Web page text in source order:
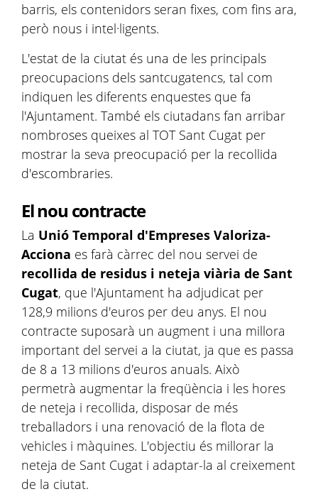
barris, els contenidors seran fixes, com fins ara,
però nous i intel·ligents.
L'estat de la ciutat és una de les principals
preocupacions dels santcugatencs, tal com
indiquen les diferents enquestes que fa
l'Ajuntament. També els ciutadans fan arribar
nombroses queixes al TOT Sant Cugat per
mostrar la seva preocupació per la recollida
d'escombraries.
El nou contracte
La Unió Temporal d'Empreses Valoriza-
Acciona es farà càrrec del nou servei de
recollida de residus i neteja viària de Sant
Cugat, que l'Ajuntament ha adjudicat per
128,9 milions d'euros per deu anys. El nou
contracte suposarà un augment i una millora
important del servei a la ciutat, ja que es passa
de 8 a 13 milions d'euros anuals. Això
permetrà augmentar la freqüència i les hores
de neteja i recollida, disposar de més
treballadors i una renovació de la flota de
vehicles i màquines. L'objectiu és millorar la
neteja de Sant Cugat i adaptar-la al creixement
de la ciutat.